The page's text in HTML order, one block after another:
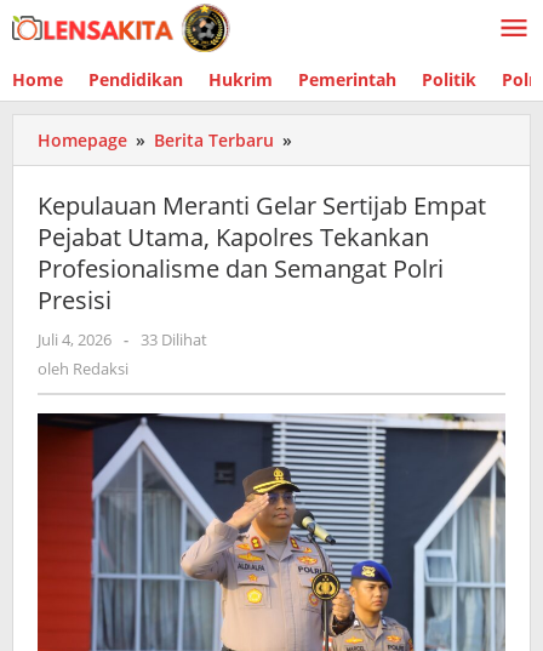
Lewati
ke
Home Pendidikan Hukrim Pemerintah Politik
Homepage » Berita Terbaru »
Meranti
Sertijab
Empat
Pejabat
dan
Semangat
Polri
Presisi
Kepulauan Meranti Gelar Sertijab Empat
Pejabat Utama, Kapolres Tekankan
Profesionalisme dan Semangat Polri
Presisi
Juli 4, 2026 oleh
Redaksi
- 33 Dilihat
oleh Redaksi